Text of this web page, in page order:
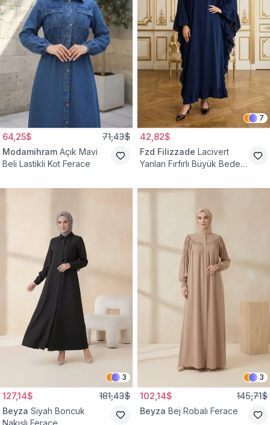
64,25$ 71,43$
Modamihram Açık Mavi
Beli Lastikli Kot Ferace
7
42,82$
Fzd Filizzade Lacivert
Yanları Fırfırlı Büyük Beden
3
127,14$ 181,43$
Beyza Siyah Boncuk
Nakışlı Ferace
3
102,14$ 145,71$
Beyza Bej Robalı Ferace